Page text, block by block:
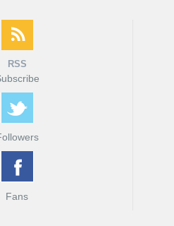
RSS
Fans